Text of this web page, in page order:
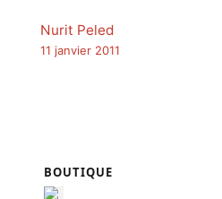
Nurit Peled
11 janvier 2011
BOUTIQUE